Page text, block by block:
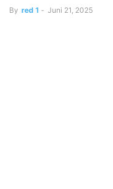
By red 1 - Juni 21, 2025